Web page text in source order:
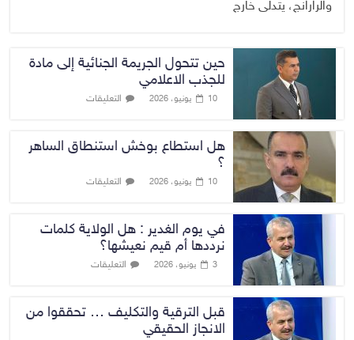
والرارانج، يتدلى خارج
حين تتحول الجريمة الجنائية إلى مادة
للجذب الاعلامي
10 يونيو، 2026 التعليقات
هل استطاع بوخش استنطاق الساهر
؟
10 يونيو، 2026 التعليقات
في يوم الغدير : هل الولاية كلمات
نرددها أم قيم نعيشها؟
3 يونيو، 2026 التعليقات
قبل الترقية والتكليف … تحققوا من
الانجاز الحقيقي